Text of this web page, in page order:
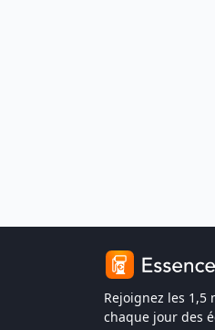
Rejoignez les
chaque jour des